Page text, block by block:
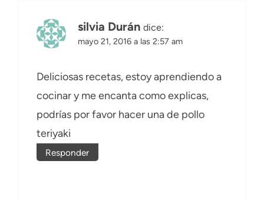
silvia Durán dice:
mayo 21, 2016 a las 2:57 am
Deliciosas recetas, estoy aprendiendo a
cocinar y me encanta como explicas,
podrías por favor hacer una de pollo
teriyaki
Responder